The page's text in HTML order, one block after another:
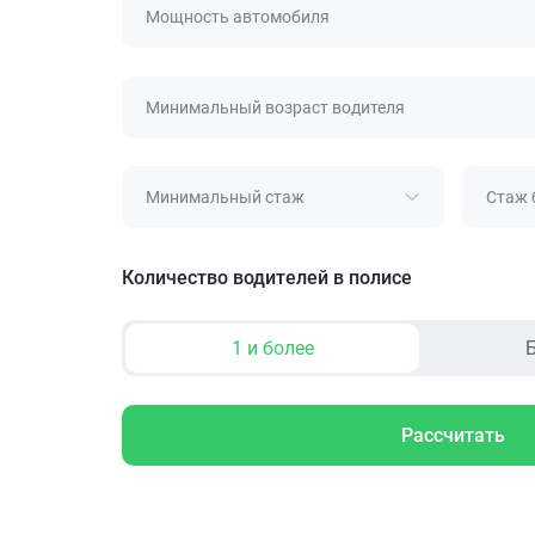
Мощность автомобиля
Минимальный возраст водителя
Минимальный стаж Стаж
Количество водителей в полисе
1 и более
Рассчитать